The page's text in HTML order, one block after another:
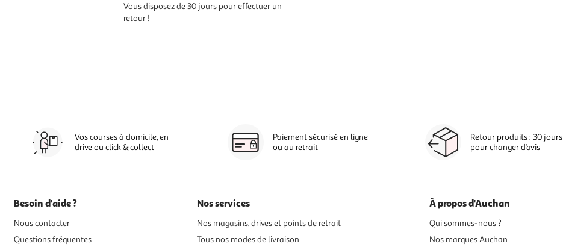
Vous disposez de 30 jours pour effectuer un
retour !
Vos courses à domicile, en
drive ou click & collect
Paiement sécurisé en ligne
ou au retrait
Retour produits : 30 jours
pour changer d’avis
Besoin d'aide ?
Nous contacter
Questions fréquentes
Nos services
Nos magasins, drives et points de retrait
Tous nos modes de livraison
À propos d'Auchan
Qui sommes-nous ?
Nos marques Auchan